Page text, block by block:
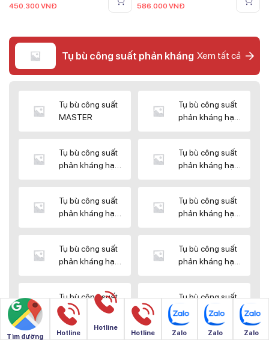
450.300 VNĐ
586.000 VNĐ
Tụ bù công suất phản kháng Xem tất cả
Tụ bù công suất
MASTER
Tụ bù công suất
phản kháng hạ
Tụ bù công suất
phản kháng hạ
Tụ bù công suất
phản kháng hạ
Tụ bù công suất
phản kháng hạ
Tụ bù công suất
phản kháng hạ
Tụ bù công suất
phản kháng hạ
Tụ bù công suất
phản kháng hạ
Tụ bù công suất
phản kháng hạ
thế SHIZUKI
Tụ bù công suất
phản kháng hạ
thế SINO
Tìm đường Hotline
Hotline
Hotline Zalo Zalo Zalo